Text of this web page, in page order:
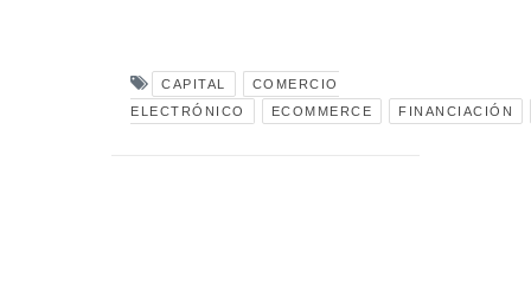
CAPITAL
COMERCIO
ELECTRÓNICO
ECOMMERCE FINANCIACIÓN